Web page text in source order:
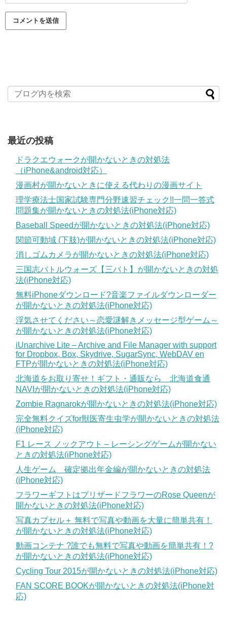
最近の投稿
ドラクエウォークが開かないときの対処法
（iPhone&android対応）
漫画村が開かないときに使える代わりの漫画サイト
理学療法士国家試験専門分野速習チェック!!一問一答式
問題集が開かないときの対処法(iPhone対応)
Baseball Speedが開かないときの対処法(iPhone対応)
関節可動域 (下肢)が開かないときの対処法(iPhone対応)
消しゴムカメラが開かないときの対処法(iPhone対応)
三国志バトルウォーズ【三バト】が開かないときの対処
法(iPhone対応)
無料iPhoneダウンロード?音楽ファイルダウンローダー
が開かないときの対処法(iPhone対応)
浮気させてください～恋愛謎解きメッセージ型ゲーム～
が開かないときの対処法(iPhone対応)
iUnarchive Lite – Archive and File Manager with support
for Dropbox, Box, Skydrive, SugarSync, WebDAV en
FTPが開かないときの対処法(iPhone対応)
北海道をお取り寄せ！ギフト・通販なら 北海道食通
NAVIが開かないときの対処法(iPhone対応)
Zombie Ragnarokが開かないときの対処法(iPhone対応)
完全無料クイズfor獣医寄生虫学が開かないときの対処法
(iPhone対応)
F1 レース ノックアウト – レーシングゲームが開かない
ときの対処法(iPhone対応)
人生ゲーム 確定拠出年金編が開かないときの対処法
(iPhone対応)
フラワーギフトはプリザードフラワーのRose Queenが
開かないときの対処法(iPhone対応)
写真カプセル＋ 無料で写真や動画を大量に簡単共有！
が開かないときの対処法(iPhone対応)
動画コンテナ ?誰でも無料で写真や動画を簡単共有！?
が開かないときの対処法(iPhone対応)
Cycling Tour 2015が開かないときの対処法(iPhone対応)
FAN SCORE BOOKが開かないときの対処法(iPhone対
応)